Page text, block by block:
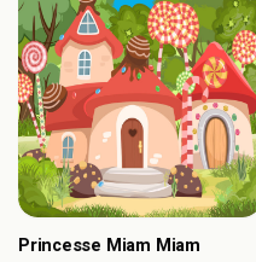
Princesse Miam Miam